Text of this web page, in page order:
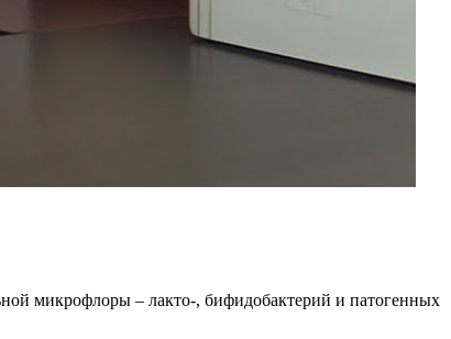
микрофлоры – лакто-, бифидобактерий и патогенных